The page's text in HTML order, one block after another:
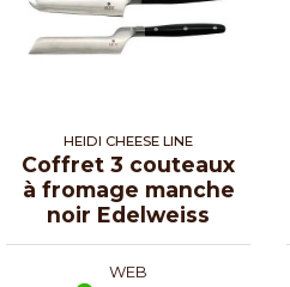
HEIDI CHEESE LINE
Coffret 3 couteaux
à fromage manche
noir Edelweiss
WEB